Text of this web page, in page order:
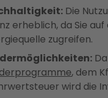
Die
erheblich, da Sie
zugreifen.
, dem
wird die